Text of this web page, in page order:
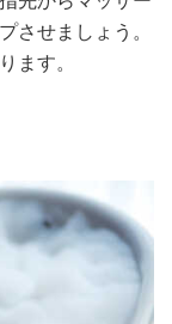
させましょう。
ます。